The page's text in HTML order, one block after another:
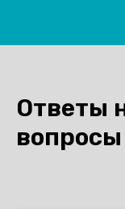
Ответы
вопросы